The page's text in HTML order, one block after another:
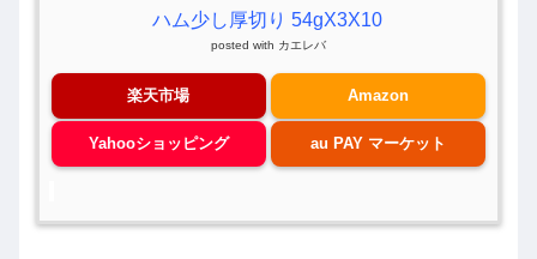
ハム少し厚切り 54gX3X10
posted with カエレバ
楽天市場 Amazon
Yahooショッピング au PAY マーケット